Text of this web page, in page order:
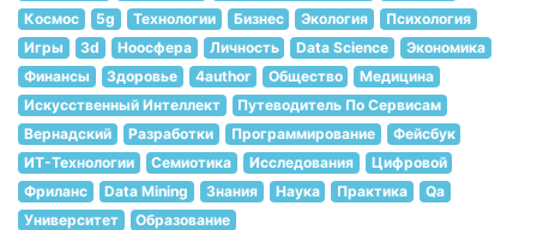
Космос
5g Технологии Бизнес Экология
Психология
Игры
3d Ноосфера Личность Data Science
Экономика
Финансы
Здоровье 4author Общество
Медицина
Искусственный Интеллект
Путеводитель По Сервисам
Вернадский
Разработки Программирование
Фейсбук
ИТ-Технологии
Семиотика Исследования
Цифровой
Фриланс
Data Mining Знания Наука Практика
Qa
Университет
Образование